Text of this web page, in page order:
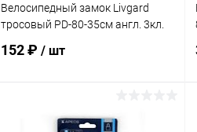
Велосипедный замок Livgard
тросовый PD-80-35см англ. 3кл.
152 ₽ / шт
В корзину